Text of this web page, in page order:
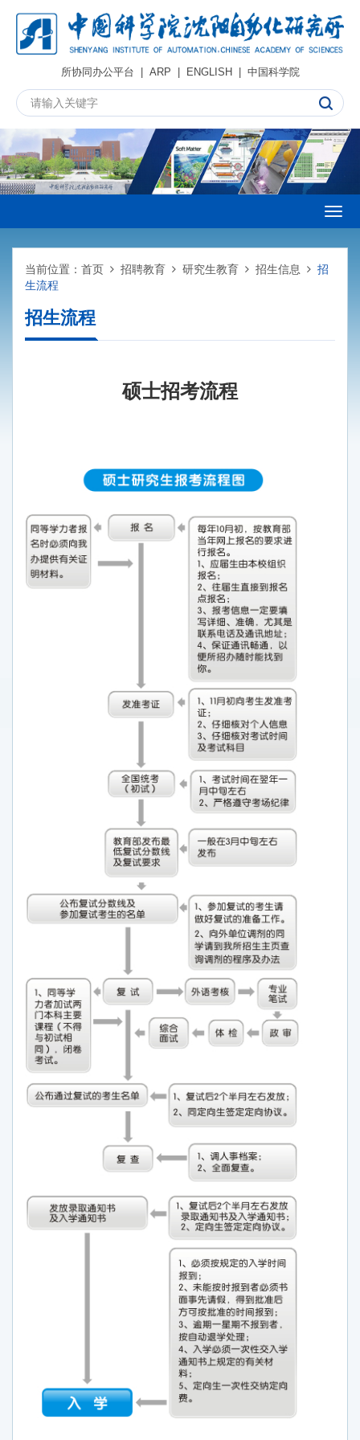
所协同办公平台 | ARP | ENGLISH| 中国科学院
当前位置： 首页 招聘教育 研究生教育 招生信息
招
生流程
招生流程
硕士招考流程